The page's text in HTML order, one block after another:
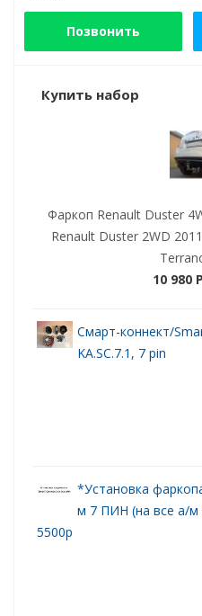
Позвонить
Купить набор
Фаркоп Renault Duster
Renault Duster 2WD
10 980 P
Смарт-коннект/
KA.SC.7.1, 7 pin
*Установка
м 7 ПИН (на все а/м
5500р